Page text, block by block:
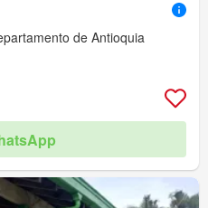
de Antioquia